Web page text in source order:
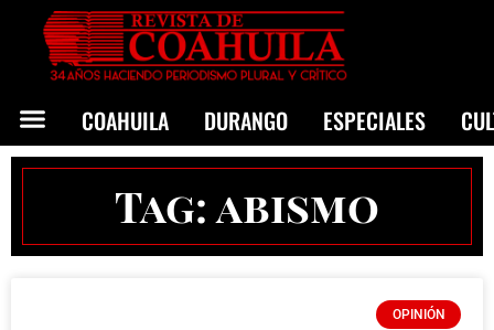
COAHUILA DURANGO ESPECIALES
Tag: abismo
OPINIÓN